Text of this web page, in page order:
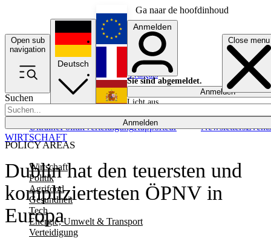
Ga naar de hoofdinhoud
Open sub
navigation
Close menu
Suchen
Anmelden
POLICY AREAS
Wirtschaft
Politik
Agrifood
Gesundheit
Tech
Energie, Umwelt & Transport
Verteidigung
UkrainePolitikVerteidigungRapporteur NewslettersEvents
Deutsch
English
Français
Anmelden
Sie sind abgemeldet.
Anmelden
Licht aus
Dublin hat den teuersten und
kompliziertesten ÖPNV in
Europa
WIRTSCHAFT